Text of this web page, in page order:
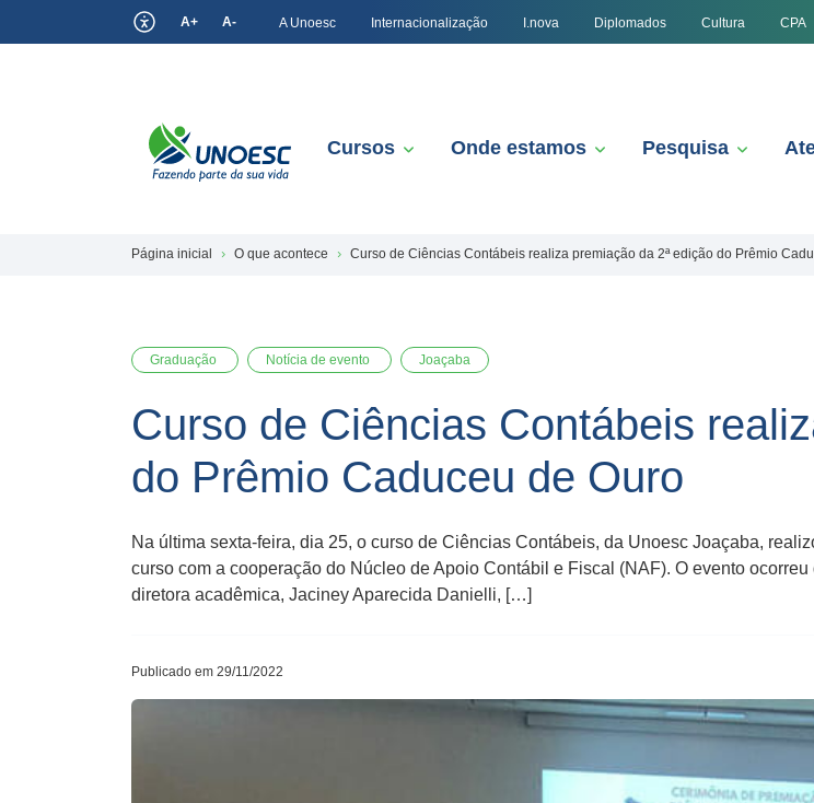
A+ A- A Unoesc Internacionalização I.nova Diplomados Cultura CPA
Cursos Onde estamos Pesquisa
Página inicial O que acontece Curso de Ciências Contábeis realiza premiação da 2ª edição do Prêmio
Graduação Notícia de evento Joaçaba
Curso de Ciências Contábeis
do Prêmio Caduceu de Ouro
Na última sexta-feira, dia 25, o curso de Ciências Contábeis, da Unoesc Joaçaba,
curso com a cooperação do Núcleo de Apoio Contábil e Fiscal (NAF). O evento
diretora acadêmica, Jaciney Aparecida Danielli, […]
Publicado em 29/11/2022